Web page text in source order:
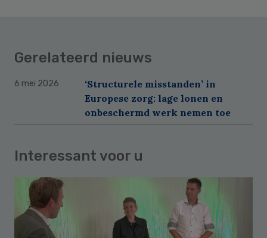
Gerelateerd nieuws
6 mei 2026
‘Structurele misstanden’ in
Europese zorg: lage lonen en
onbeschermd werk nemen toe
Interessant voor u